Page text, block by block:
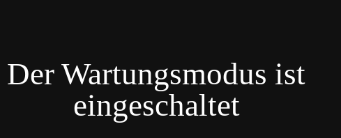
Der Wartungsmodus ist
eingeschaltet